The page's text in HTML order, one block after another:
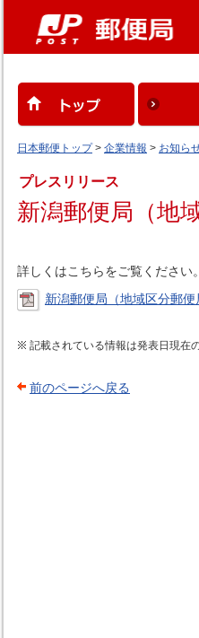
日本郵便トップ> 企業情報 > お知ら
プレスリリース
新潟郵便局（地
詳しくはこちらをご覧ください。
新潟郵便局（地域区分郵便
記載されている情報は発表日現在
前のページへ戻る